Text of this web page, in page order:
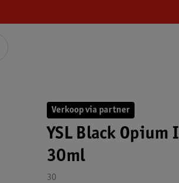
Verkoop via partner
YSL Black
30ml
30